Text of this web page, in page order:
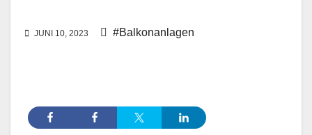
JUNI 10, 2023 #Balkonanlagen